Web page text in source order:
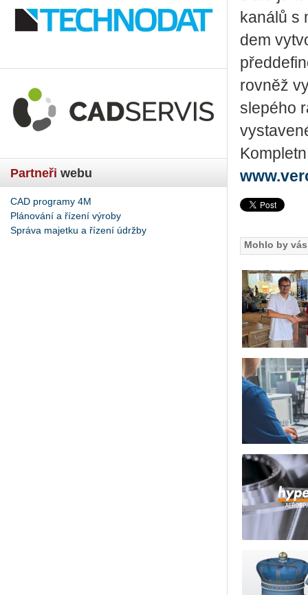
Partneři webu
CAD programy 4M
Plánování a řízení výroby
Správa majetku a řízení údržby
kanálů s
dem
rovněž
slepého
Mohlo by